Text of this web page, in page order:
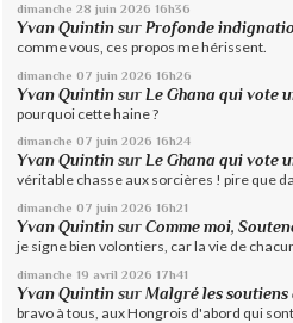
dimanche 28 juin 2026 16h36
Yvan Quintin surProfonde
comme vous, ces propos me hérissent.
dimanche 07 juin 2026 16h26
Yvan Quintin sur Le Ghana qui vote
pourquoi cette haine ?
dimanche 07 juin 2026 16h24
Yvan Quintin surLe Ghana qui vote
véritable chasse aux sorcières ! pire que
dimanche 07 juin 2026 16h21
Yvan Quintin surComme moi,
je signe bien volontiers, car la vie de
dimanche 19 avril 2026 17h41
Yvan Quintin surMalgré les soutiens
bravo à tous, aux Hongrois d'abord qui sont